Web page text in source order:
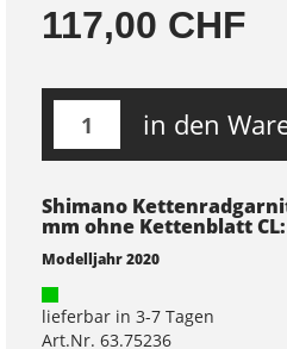
117,00 CHF
in den
Shimano
mm ohne Kettenblatt
Modelljahr 2020
lieferbar in 3-7 Tagen
Art.Nr. 63.75236